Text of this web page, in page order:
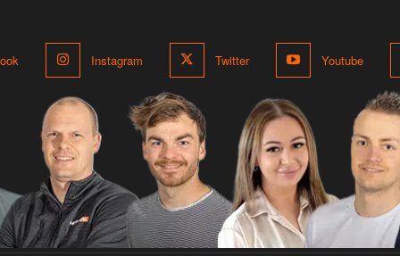
Instagram Twitter Youtube